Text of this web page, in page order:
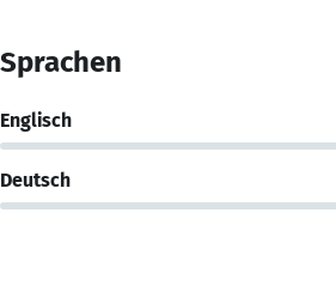
Sprachen
Englisch
Deutsch